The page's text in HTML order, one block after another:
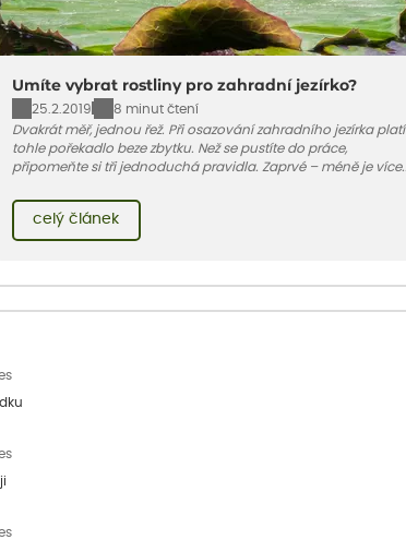
Umíte vybrat rostliny pro zahradní jezírko?
25.2.2019
8 minut čtení
Dvakrát měř, jednou řež. Při osazování zahradního jezírka platí
tohle pořekadlo beze zbytku. Než se pustíte do práce,
připomeňte si tři jednoduchá pravidla. Zaprvé – méně je více.
volné. Za druhé – menší mají přednost. Do popředí vždy
vysaďte nižší rostliny, už proto, že bude lépe vidět na hladinu.
Třeba na lekníny.
celý článek